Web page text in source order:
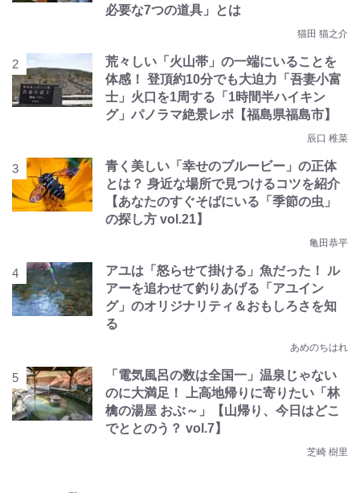
必要な7つの道具」とは
猫田 猫之介
荒々しい「火山帯」の一端にいることを
体感！ 登頂約10分でも大迫力「吾妻小富
士」火口を1周する「1時間半ハイキン
グ」パノラマ絶景レポ【福島県福島市】
辰口 稚菜
青く美しい「幸せのブルービー」の正体
とは？ 身近な場所で見つけるコツを紹介
【あなたのすぐそばにいる「季節の虫」
の探し方 vol.21】
亀田恭平
アユは「怒らせて掛ける」魚だった！ ル
アーを追わせて釣りあげる「アユイン
グ」のオリジナリティ＆おもしろさを知
る
あめのちはれ
「電気風呂の数は全国一」温泉じゃない
のに大満足！ 上高地帰りに寄りたい「林
檎の湯屋 おぶ～」【山帰り、今日はどこ
でととのう？ vol.7】
芝崎 樹里